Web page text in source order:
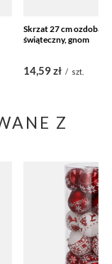
Skrzat 27 cm ozdoba
świąteczny, gnom
14,59 zł / szt.
Z